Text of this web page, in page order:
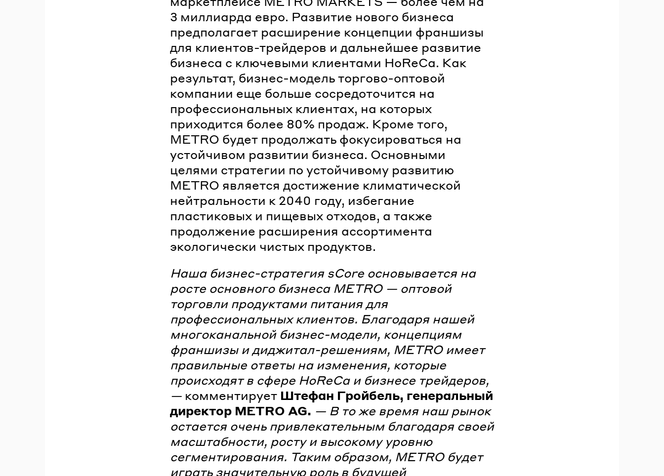
3 миллиарда евро. Развитие нового бизнеса
предполагает расширение концепции франшизы
для клиентов-трейдеров и дальнейшее развитие
бизнеса с ключевыми клиентами HoReCa. Как
результат, бизнес-модель торгово-оптовой
компании еще больше сосредоточится на
профессиональных клиентах, на которых
приходится более 80% продаж. Кроме того,
METRO будет продолжать фокусироваться на
устойчивом развитии бизнеса. Основными
целями стратегии по устойчивому развитию
METRO является достижение климатической
нейтральности к 2040 году, избегание
пластиковых и пищевых отходов, а также
продолжение расширения ассортимента
экологически чистых продуктов.
Наша бизнес-стратегия sCore основывается на
росте основного бизнеса METRO — оптовой
торговли продуктами питания для
профессиональных клиентов. Благодаря нашей
многоканальной бизнес-модели, концепциям
франшизы и диджитал-решениям, METRO имеет
правильные ответы на изменения, которые
происходят в сфере HoReCa и бизнесе трейдеров,
— комментирует Штефан Гройбель, генеральный
директор METRO AG. — В то же время наш рынок
остается очень привлекательным благодаря своей
масштабности, росту и высокому уровню
сегментирования. Таким образом, METRO будет
играть значительную роль в будущей